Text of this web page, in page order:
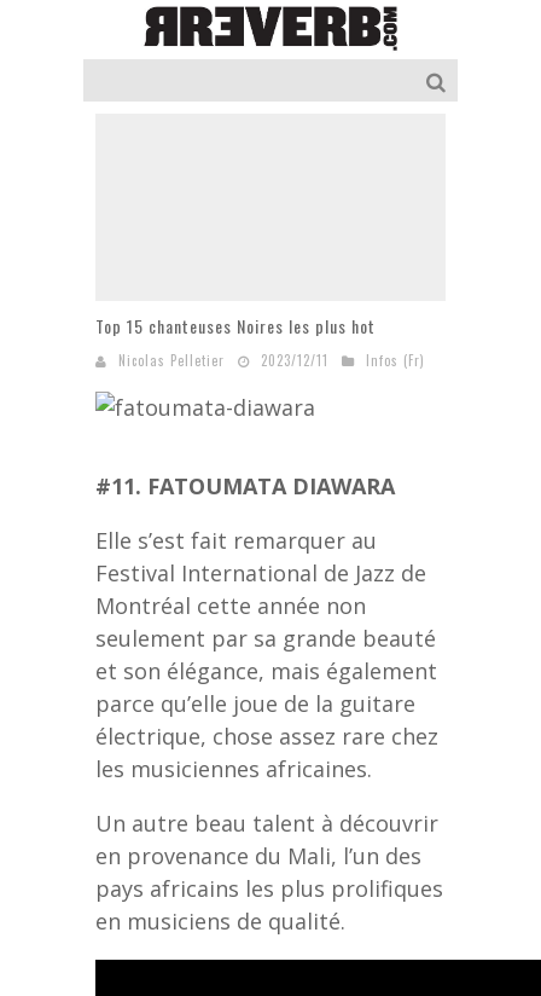
Top 15 chanteuses Noires les plus hot
Nicolas Pelletier 2023/12/11 Infos (Fr)
#11. FATOUMATA DIAWARA
Elle s’est fait remarquer au
Festival International de Jazz de
Montréal cette année non
seulement par sa grande beauté
et son élégance, mais également
parce qu’elle joue de la guitare
électrique, chose assez rare chez
les musiciennes africaines.
Un autre beau talent à découvrir
en provenance du Mali, l’un des
pays africains les plus prolifiques
en musiciens de qualité.